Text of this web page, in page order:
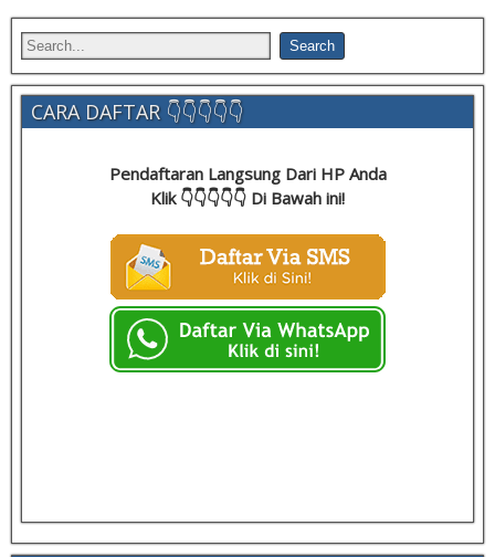
CARA DAFTAR 👇👇👇👇👇
Pendaftaran Langsung Dari HP Anda
Klik 👇👇👇👇👇 Di Bawah ini!